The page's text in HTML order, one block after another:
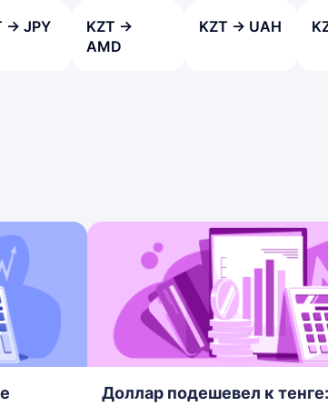
→ JPY
KZT →
AMD
KZT → UAH
Доллар подешевел к